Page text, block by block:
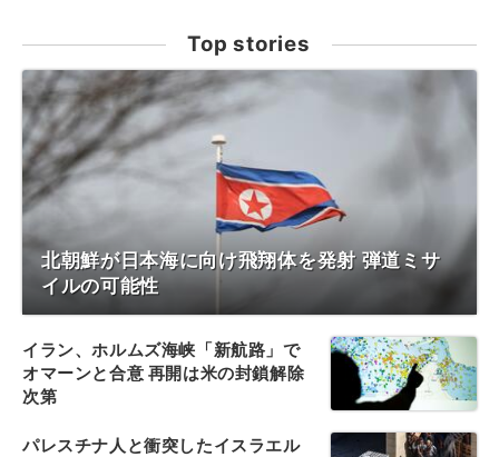
Top stories
北朝鮮が日本海に向け飛翔体を発射 弾道ミサ
イルの可能性
イラン、ホルムズ海峡「新航路」で
オマーンと合意 再開は米の封鎖解除
次第
パレスチナ人と衝突したイスラエル